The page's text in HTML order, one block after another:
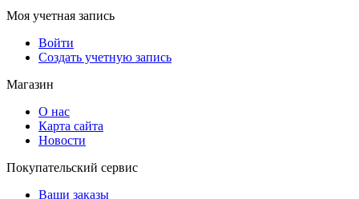
Моя учетная запись
Войти
Создать учетную запись
Магазин
О нас
Карта сайта
Новости
Покупательский сервис
Ваши заказы